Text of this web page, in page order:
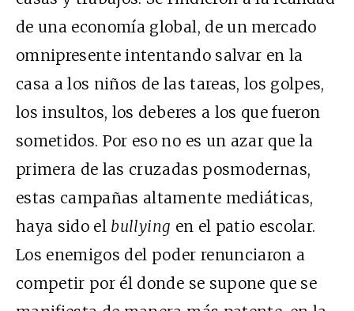
de una economía global, de un mercado
omnipresente intentando salvar en la
casa a los niños de las tareas, los golpes,
los insultos, los deberes a los que fueron
sometidos. Por eso no es un azar que la
primera de las cruzadas posmodernas,
estas campañas altamente mediáticas,
haya sido el bullying en el patio escolar.
Los enemigos del poder renunciaron a
competir por él donde se supone que se